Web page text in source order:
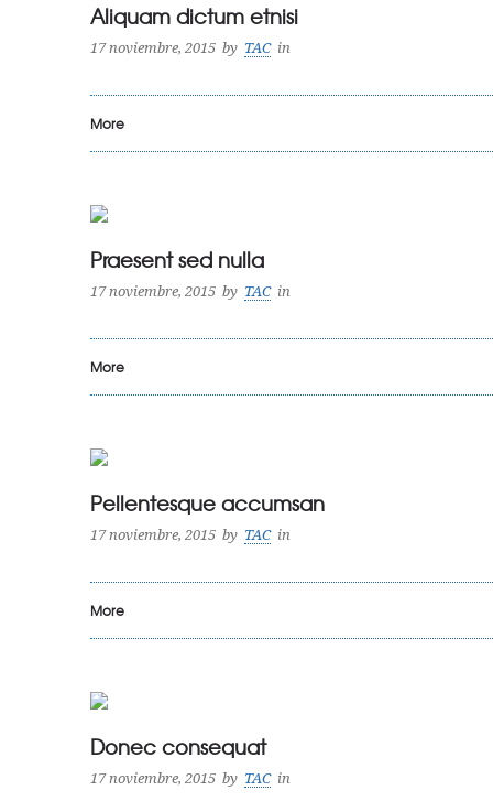
Aliquam dictum etnisi
17 noviembre, 2015 by TAC in
More
Praesent sed nulla
17 noviembre, 2015 by TAC in
More
Pellentesque accumsan
17 noviembre, 2015 by TAC in
More
Donec consequat
17 noviembre, 2015 by TAC in